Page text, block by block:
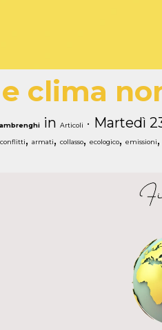
clima
in Articoli
· Martedì
conflitti, armati, collasso, ecologico, emissioni